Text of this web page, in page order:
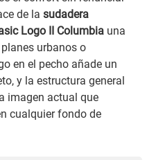
de la sudadera
Logo II Columbia una
urbanos o
en el pecho añade un
y la estructura general
imagen actual que
cualquier fondo de